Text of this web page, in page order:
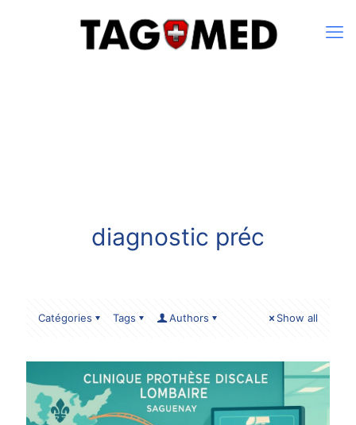
diagnostic préc
Catégories Tags Authors Show all